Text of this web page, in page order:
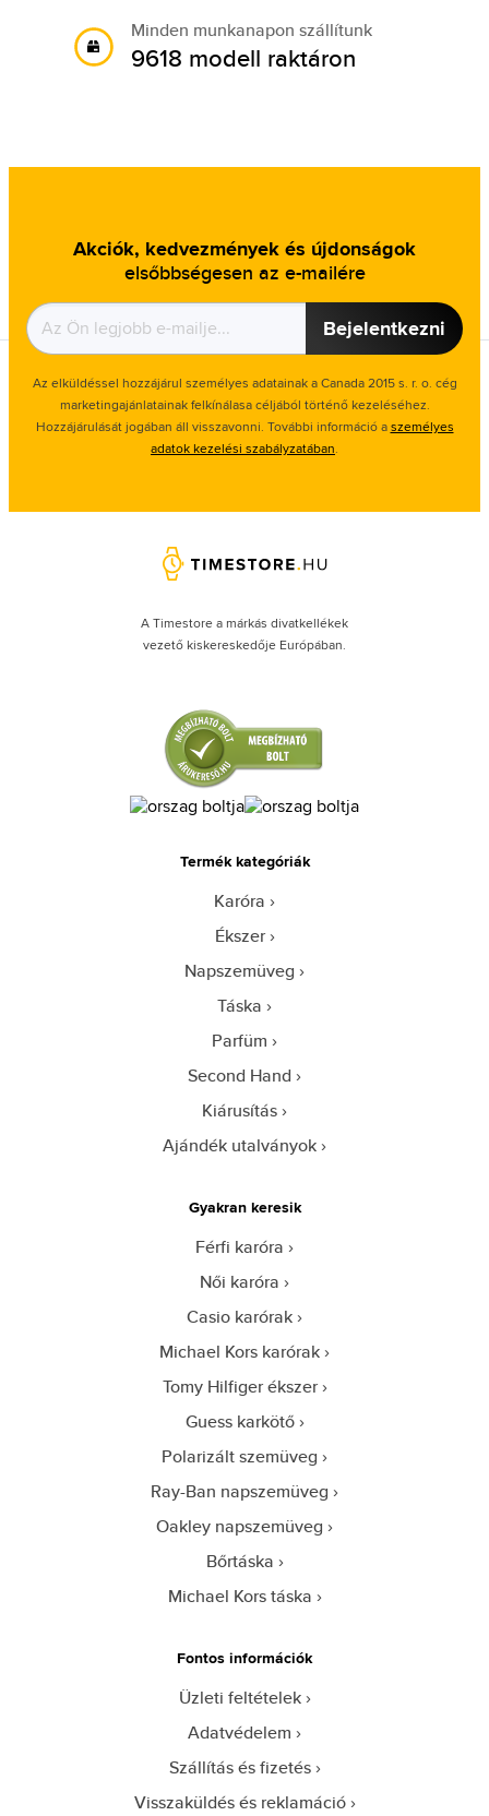
Minden munkanapon szállítunk
9618 modell raktáron
Akciók, kedvezmények és újdonságok
elsőbbségesen az e-mailére
Bejelentkezni
Az elküldéssel hozzájárul személyes adatainak a Canada 2015 s. r. o. cég
marketingajánlatainak felkínálasa céljából történő kezeléséhez.
Hozzájárulását jogában áll visszavonni. További információ aszemélyes
adatok kezelési szabályzatában.
A Timestore a márkás divatkellékek
vezető kiskereskedője Európában.
Termék kategóriák
Karóra
Ékszer
Napszemüveg
Táska
Parfüm
Second Hand
Kiárusítás
Ajándék utalványok
Gyakran keresik
Férfi karóra
Női karóra
Casio karórak
Michael Kors karórak
Tomy Hilfiger ékszer
Guess karkötő
Polarizált szemüveg
Ray-Ban napszemüveg
Oakley napszemüveg
Bőrtáska
Michael Kors táska
Fontos információk
Üzleti feltételek
Adatvédelem
Szállítás és fizetés
Visszaküldés és reklamáció